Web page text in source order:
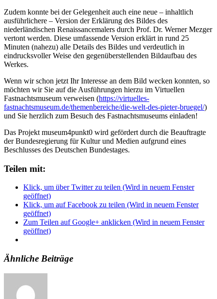
Zudem konnte bei der Gelegenheit auch eine neue – inhaltlich
ausführlichere – Version der Erklärung des Bildes des
niederländischen Renaissancemalers durch Prof. Dr. Werner Mezger
vertont werden. Diese umfassende Version erklärt in rund 25
Minuten (nahezu) alle Details des Bildes und verdeutlich in
eindrucksvoller Weise den gegenüberstellenden Bildaufbau des
Werkes.
Wenn wir schon jetzt Ihr Interesse an dem Bild wecken konnten, so
möchten wir Sie auf die Ausführungen hierzu im Virtuellen
Fastnachtsmuseum verweisen (https://virtuelles-
fastnachtsmuseum.de/themenbereiche/die-welt-des-pieter-bruegel/)
und Sie herzlich zum Besuch des Fastnachtsmuseums einladen!
Das Projekt museum4punkt0 wird gefördert durch die Beauftragte
der Bundesregierung für Kultur und Medien aufgrund eines
Beschlusses des Deutschen Bundestages.
Teilen mit:
Klick, um über Twitter zu teilen (Wird in neuem Fenster
geöffnet)
Klick, um auf Facebook zu teilen (Wird in neuem Fenster
geöffnet)
Zum Teilen auf Google+ anklicken (Wird in neuem Fenster
geöffnet)
Ähnliche Beiträge